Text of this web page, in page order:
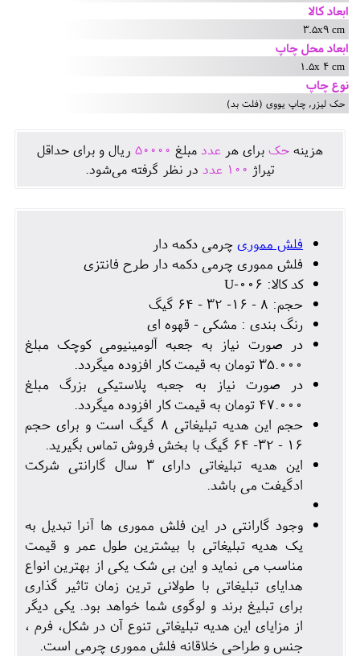
ابعاد کالا
3.5x9 cm
ابعاد محل چاپ
1.5x 4 cm
نوع چاپ
حک لیزر, چاپ یووی (فلت بد)
هزينه حک برای هر عدد مبلغ 50000 ريال و برای حداقل
تيراژ 100 عدد در نظر گرفته می‌شود.
فلش مموریچرمی دکمه دار
فلش مموری چرمی دکمه دار طرح فانتزی
کد کالا: U-006
حجم: 8 - 16- 32 - 64 گیگ
رنگ بندی : مشکی - قهوه ای
در صورت نیاز به جعبه آلومینیومی کوچک مبلغ
35.000 تومان به قیمت کار افزوده میگردد.
در صورت نیاز به جعبه پلاستیکی بزرگ مبلغ
47.000 تومان به قیمت کار افزوده میگردد.
حجم این هدیه تبلیغاتی 8 گیگ است و برای حجم
16 - 32- 64 گیگ با بخش فروش تماس بگیرید.
این هدیه تبلیغاتی دارای 3 سال گارانتی شرکت
ادگیفت می باشد.
وجود گارانتی در این فلش مموری ها آنرا تبدیل به
یک هدیه تبلیغاتی با بیشترین طول عمر و قیمت
مناسب می نماید و این بی شک یکی از بهترین انواع
هدایای تبلیغاتی با طولانی ترین زمان تاثیر گذاری
برای تبلیغ برند و لوگوی شما خواهد بود. یکی دیگر
از مزایای این هدیه تبلیغاتی تنوع آن در شکل، فرم ،
جنس و طراحی خلاقانه فلش مموری چرمی است.